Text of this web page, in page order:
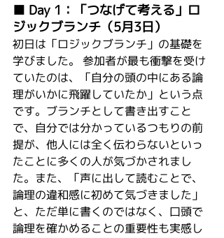
■ Day 1：「つなげて考える」ロ
ジックブランチ（5月3日）
初日は「ロジックブランチ」の基礎を
学びました。 参加者が最も衝撃を受け
ていたのは、「自分の頭の中にある論
理がいかに飛躍していたか」という点
です。ブランチとして書き出すこと
で、自分では分かっているつもりの前
提が、他人には全く伝わらないといっ
たことに多くの人が気づかされまし
た。また、「声に出して読むことで、
論理の違和感に初めて気づきました」
と、ただ単に書くのではなく、口頭で
論理を確かめることの重要性も実感し